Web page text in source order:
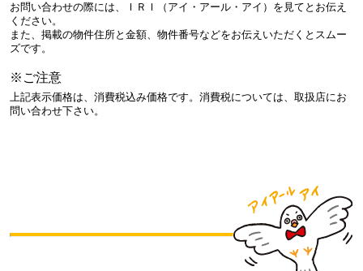
お問い合わせの際には、ＩＲＩ（アイ・アール・アイ）を見てとお伝え
ください。
また、掲載の物件住所と金額、物件番号などをお伝えいただくとスムー
ズです。
※ご注意
上記表示価格は、消費税込み価格です。消費税については、取扱店にお
問い合わせ下さい。